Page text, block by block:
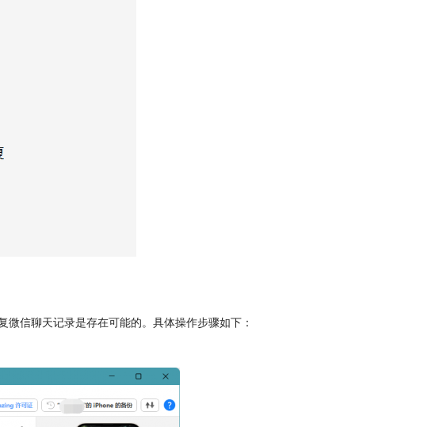
信聊天记录是存在可能的。具体操作步骤如下：